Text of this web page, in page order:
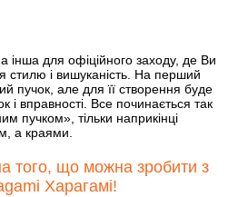
інша для офіційного заходу, де Ви
стилю і вишуканість. На перший
пучок, але для її створення буде
і вправності. Все починається так
пучком», тільки наприкінці
а краями.
того, що можна зробити з
Харагамі!